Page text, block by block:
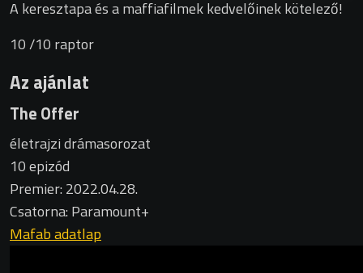
A keresztapa és a maffiafilmek kedvelőinek kötelező!
10/10 raptor
Az ajánlat
The Offer
életrajzi drámasorozat
10 epizód
Premier: 2022.04.28.
Csatorna: Paramount+
Mafab adatlap